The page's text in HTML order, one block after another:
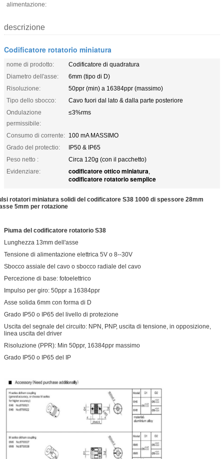
alimentazione:
descrizione
Codificatore rotatorio miniatura
nome di prodotto:
Codificatore di quadratura
Diametro dell'asse:
6mm (tipo di D)
Risoluzione:
50ppr (min) a 16384ppr (massimo)
Tipo dello sbocco:
Cavo fuori dal lato & dalla parte posteriore
Ondulazione
permissibile:
≤3%rms
Consumo di corrente: 100 mA MASSIMO
Grado del protectio:
IP50 & IP65
Peso netto :
Circa 120g (con il pacchetto)
Evidenziare:
codificatore ottico miniatura,
codificatore rotatorio semplice
rotatori miniatura solidi del codificatore S38 1000 di spessore 28mm
5mm per rotazione
Piuma del codificatore rotatorio S38
Lunghezza 13mm dell'asse
Tensione di alimentazione elettrica 5V o 8--30V
Sbocco assiale del cavo o sbocco radiale del cavo
Percezione di base: fotoelettrico
Impulso per giro: 50ppr a 16384ppr
Asse solida 6mm con forma di D
Grado IP50 o IP65 del livello di protezione
Uscita del segnale del circuito: NPN, PNP, uscita di tensione, in opposizione,
linea uscita del driver
Risoluzione (PPR): Min 50ppr, 16384ppr massimo
Grado IP50 o IP65 del IP